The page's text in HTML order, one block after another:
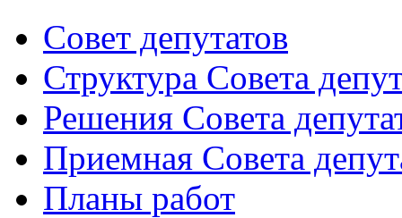
Совет депутатов
Структура Совета
Решения Совета
Приемная Совета
Планы работ